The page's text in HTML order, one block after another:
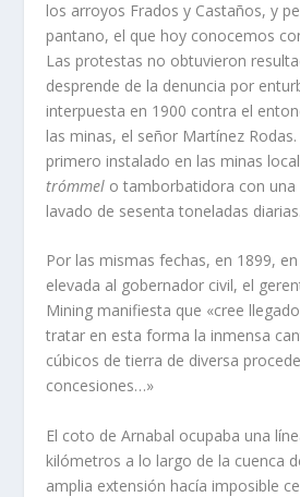
los arroyos Frados y Castaños, y
pantano, el que hoy conocemos
Las protestas no obtuvieron
desprende de la denuncia por
inter­puesta en 1900 contra el
las minas, el señor Martí­nez
primero instalado en las minas
trómmel o tambor­batidora con una
lavado de sesenta toneladas diarias.
Por las mismas fechas, en 1899,
elevada al gobernador civil, el
Mining manifiesta que «cree
tratar en esta forma la inmensa
cúbi­cos de tierra de diversa
concesiones…»
El coto de Arnabal ocupaba una
kilómetros a lo largo de la cuenca
amplia exten­sión hací­a imposible